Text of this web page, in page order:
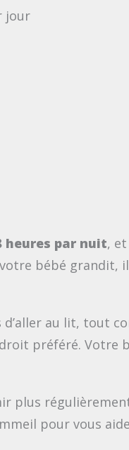
jour
heures par nuit,
bébé
au lit, tout
préféré. Votre
plus
pour vous